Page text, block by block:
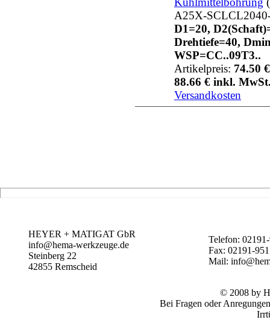
A25X-
D1=20,
Drehtiefe=40,
WSP=CC..09T3..
Artikelpreis: 74.50
88.66 € inkl.
Versandkosten
HEYER + MATIGAT GbR
info@hema-werkzeuge.de
Steinberg 22
42855 Remscheid
Telefon:
Fax: 02191-
Mail:
© 2008 by
Bei Fragen oder